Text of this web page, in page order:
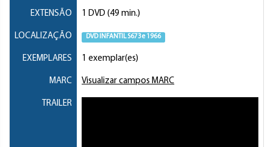
EXTENSÃO 1 DVD (49 min.)
LOCALIZAÇÃO DVD INFANTIL S673e 1966
EXEMPLARES 1 exemplar(es)
MARC Visualizar campos MARC
TRAILER